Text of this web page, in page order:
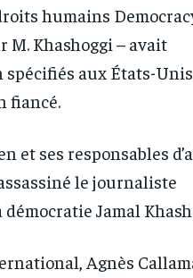
humains
M. Khashoggi – avait
spécifiés aux États-
fiancé.
et ses responsables
le journaliste
Jamal
Agnès